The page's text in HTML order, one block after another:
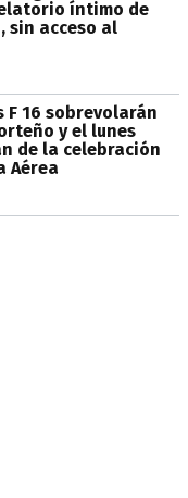
íntimo de
sin acceso al
F 16 sobrevolarán
y el lunes
de la celebración
Aérea